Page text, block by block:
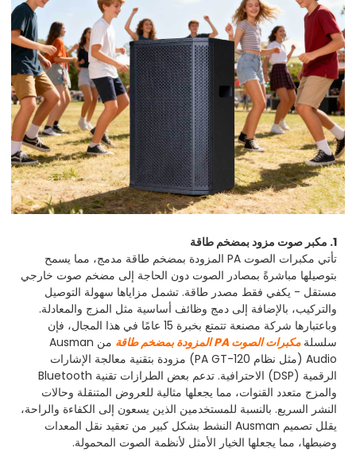
1. مكبر صوت مزود بمضخم طاقة
تأتي مكبرات الصوت PA المزودة بمضخم طاقة مدمج، مما يسمح
بتوصيلها مباشرةً بمصادر الصوت دون الحاجة إلى مضخم صوت خارجي
مستقل - يكفي فقط مصدر طاقة. تشمل مزاياها سهولة التوصيل
والتركيب، بالإضافة إلى دمج وظائف أساسية مثل المزج والمعادلة.
وباعتبارها شركة مصنعة تتمتع بخبرة 15 عامًا في هذا المجال، فإن
سلسلةمكبرات الصوت PA المزودة بمضخم طاقة
من Ausman
Audio (مثل نظام PA GT-120) مزودة بتقنية معالجة الإشارات
الرقمية (DSP) الاحترافية. تدعم بعض الطرازات تقنية Bluetooth
والمزج متعدد القنوات، مما يجعلها مثالية للعروض المتنقلة وحالات
النشر السريع. بالنسبة للمستخدمين الذين يسعون إلى الكفاءة والراحة،
يقلل تصميم Ausman النشط بشكل كبير من تعقيد نقل المعدات
وضبطها، مما يجعلها الخيار الأمثل لأنظمة الصوت المحمولة.